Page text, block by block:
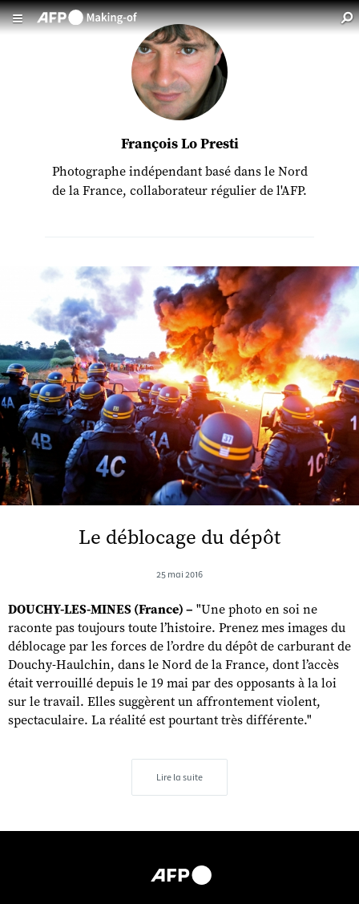
François Lo Presti
Photographe indépendant basé dans le Nord
de la France, collaborateur régulier de l'AFP.
Le déblocage du dépôt
25 mai 2016
DOUCHY-LES-MINES (France) – "Une photo en soi ne
raconte pas toujours toute l’histoire. Prenez mes images du
déblocage par les forces de l’ordre du dépôt de carburant de
Douchy-Haulchin, dans le Nord de la France, dont l’accès
était verrouillé depuis le 19 mai par des opposants à la loi
sur le travail. Elles suggèrent un affrontement violent,
spectaculaire. La réalité est pourtant très différente."
Lire la suite